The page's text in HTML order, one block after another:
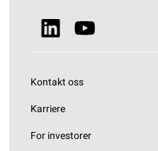
Nyheter & Media
Kontakt oss
Karriere
For investorer